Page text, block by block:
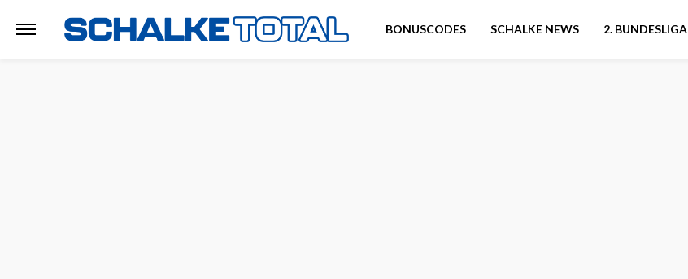
BONUSCODES SCHALKE NEWS 2. BUNDESLIGA